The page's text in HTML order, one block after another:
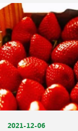
2021-12-06